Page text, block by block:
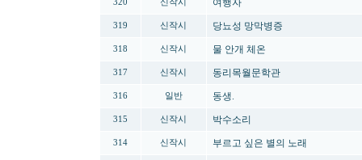
320 신작시 여행자
319 신작시 당뇨성 망막병증
318 신작시 물 안개 체온
317 신작시 동리목월문학관
316 일반 동생.
315 신작시 박수소리
314 신작시 부르고 싶은 별의 노래